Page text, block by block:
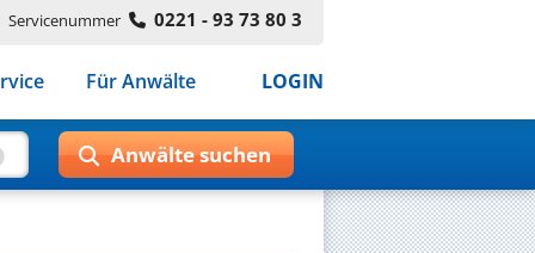
Servicenummer 0221 - 93 73 80 3
Für Anwälte LOGIN